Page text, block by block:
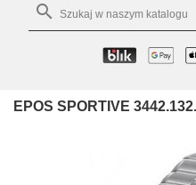

EPOS SPORTIVE